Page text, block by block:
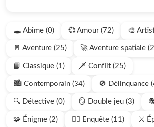
🕳️ Abîme (0) 💞 Amour (72) 🎨
🚪 Aventure (25) 🚀 Aventure spatiale
📘 Classique (1) 🗡️ Conflit (25)
🏙️ Contemporain (34) 🚫 Délinquance
🔍 Détective (0) 🪞 Double jeu (3)
🧩 Énigme (2) 🕵🏻 Enquête (11) ⚔️